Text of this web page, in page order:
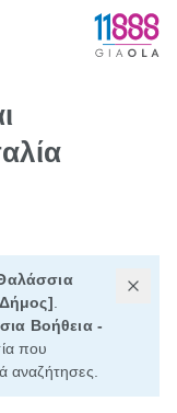
Βοήθεια -
που
αναζήτησες.